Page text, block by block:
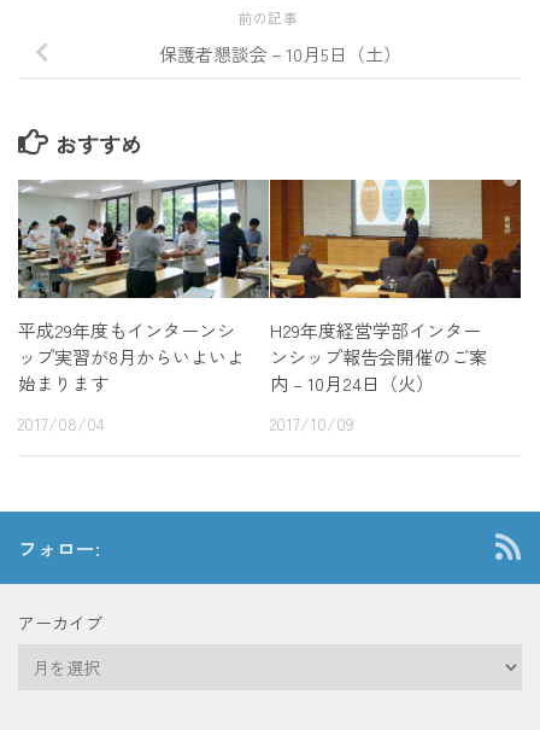
前の記事
保護者懇談会－10月5日（土）
おすすめ
平成29年度もインターンシ
ップ実習が8月からいよいよ
始まります
2017/08/04
H29年度経営学部インター
ンシップ報告会開催のご案
内 – 10月24日（火）
2017/10/09
フォロー:
アーカイブ